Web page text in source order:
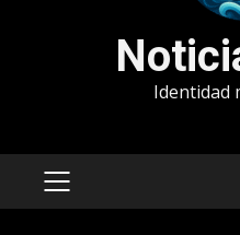
Identidad
MENÚ